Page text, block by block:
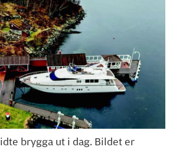
brygga ut i dag. Bildet er